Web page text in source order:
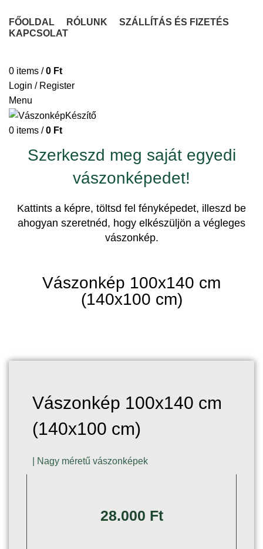
FŐOLDAL RÓLUNK
SZÁLLÍTÁS ÉS FIZETÉS
KAPCSOLAT
0 items / 0 Ft
Login / Register
Menu
0 items / 0 Ft
Szerkeszd meg saját egyedi
vászonképedet!
Kattints a képre, töltsd fel fényképedet, illeszd be
ahogyan szeretnéd, hogy elkészüljön a végleges
vászonkép.
Vászonkép 100x140 cm
(140x100 cm)
Vászonkép 100x140 cm
(140x100 cm)
Nagy méretű vászonképek
28.000 Ft